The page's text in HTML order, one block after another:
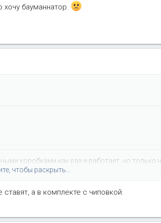
хочу бауманнатор.
коробками как раз и работает, но только
чего его вообще разрабатывали? для
хочу бауманнатор.
чтобы раскрыть...
а в комплекте с чиповкой.